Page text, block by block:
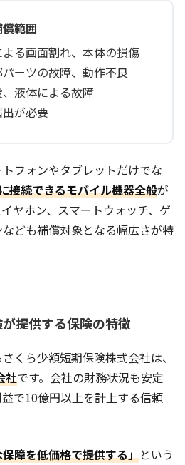
範囲
よる画面割れ、本体の損傷
パーツの故障、動作不良
、液体による故障
出が必要
フォンやタブレットだけでな
続できるモバイル機器全般が
ヤホン、スマートウォッチ、ゲ
ども補償対象となる幅広さが特
提供する保険の特徴
くら少額短期保険株式会社は、
社です。会社の財務状況も安定
で10億円以上を計上する信頼
障を低価格で提供する」という